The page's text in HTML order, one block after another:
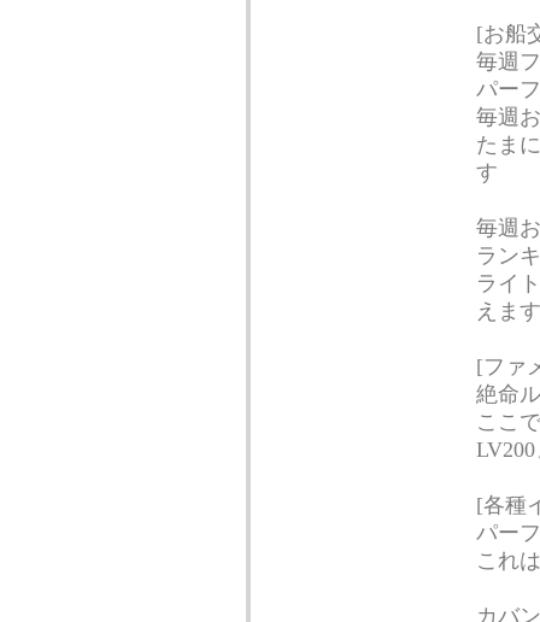
[お船
毎週
パー
毎週
たま
す
毎週
ラン
ライ
えます
[ファ
絶命
ここ
[各種
パー
これ
カバ